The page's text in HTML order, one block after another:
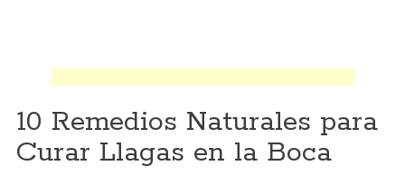
10 Remedios Naturales para
Curar Llagas en la Boca